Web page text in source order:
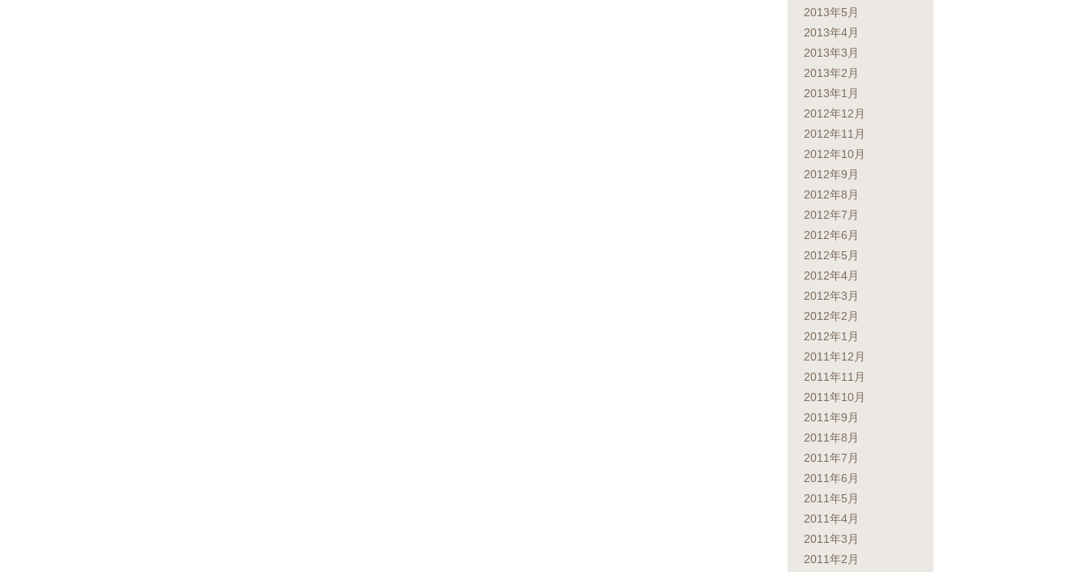
2013年5月
2013年4月
2013年3月
2013年2月
2013年1月
2012年12月
2012年11月
2012年10月
2012年9月
2012年8月
2012年7月
2012年6月
2012年5月
2012年4月
2012年3月
2012年2月
2012年1月
2011年12月
2011年11月
2011年10月
2011年9月
2011年8月
2011年7月
2011年6月
2011年5月
2011年4月
2011年3月
2011年2月